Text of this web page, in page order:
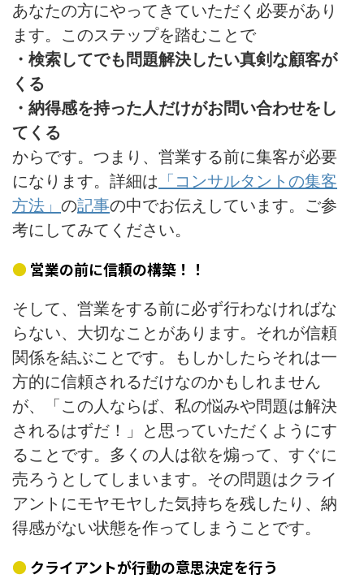
あなたの方にやってきていただく必要があり
ます。このステップを踏むことで
・検索してでも問題解決したい真剣な顧客が
くる
・納得感を持った人だけがお問い合わせをし
てくる
からです。つまり、営業する前に集客が必要
になります。詳細は 「コンサルタントの集客
方法」 の記事の中でお伝えしています。ご参
考にしてみてください。
営業の前に信頼の構築！！
そして、営業をする前に必ず行わなければな
らない、大切なことがあります。それが信頼
関係を結ぶことです。もしかしたらそれは一
方的に信頼されるだけなのかもしれません
が、「この人ならば、私の悩みや問題は解決
されるはずだ！」と思っていただくようにす
ることです。多くの人は欲を煽って、すぐに
売ろうとしてしまいます。その問題はクライ
アントにモヤモヤした気持ちを残したり、納
得感がない状態を作ってしまうことです。
クライアントが行動の意思決定を行う